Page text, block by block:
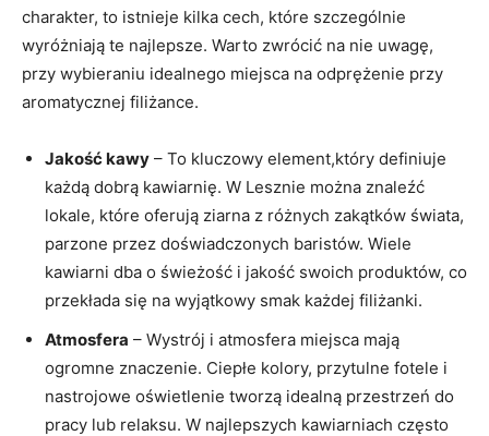
charakter, to istnieje kilka cech, które szczególnie
wyróżniają te najlepsze. Warto zwrócić na nie uwagę,
przy wybieraniu idealnego miejsca na odprężenie przy
aromatycznej filiżance.
Jakość kawy – To kluczowy element,który definiuje
każdą dobrą kawiarnię. W Lesznie można znaleźć
lokale, które oferują ziarna z różnych zakątków świata,
parzone przez doświadczonych baristów. Wiele
kawiarni dba o świeżość i jakość swoich produktów, co
przekłada się na wyjątkowy smak każdej filiżanki.
Atmosfera – Wystrój i atmosfera miejsca mają
ogromne znaczenie. Ciepłe kolory, przytulne fotele i
nastrojowe oświetlenie tworzą idealną przestrzeń do
pracy lub relaksu. W najlepszych kawiarniach często